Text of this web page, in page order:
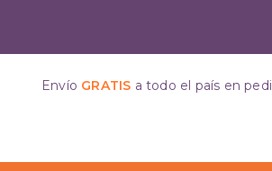
Envío GRATIS a todo el país en